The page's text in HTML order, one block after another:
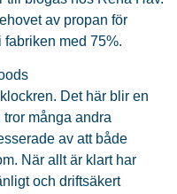
av propan för
med 75%.
Det här blir en
många andra
av att både
När allt är klart har
och driftsäkert